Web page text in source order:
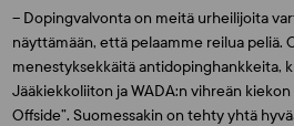
– Dopingvalvonta on meitä urheilijoita
näyttämään, että pelaamme reilua peliä.
menestyksekkäitä antidopinghankkeita,
Jääkiekkoliiton ja WADA:n vihreän kiekon
Offside”. Suomessakin on tehty yhtä